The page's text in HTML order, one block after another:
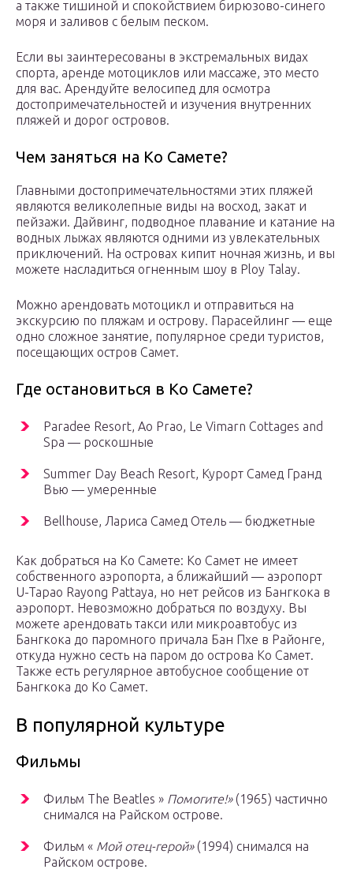
а также тишиной и спокойствием бирюзово-синего
моря и заливов с белым песком.
Если вы заинтересованы в экстремальных видах
спорта, аренде мотоциклов или массаже, это место
для вас. Арендуйте велосипед для осмотра
достопримечательностей и изучения внутренних
пляжей и дорог островов.
Чем заняться на Ко Самете?
Главными достопримечательностями этих пляжей
являются великолепные виды на восход, закат и
пейзажи. Дайвинг, подводное плавание и катание на
водных лыжах являются одними из увлекательных
приключений. На островах кипит ночная жизнь, и вы
можете насладиться огненным шоу в Ploy Talay.
Можно арендовать мотоцикл и отправиться на
экскурсию по пляжам и острову. Парасейлинг — еще
одно сложное занятие, популярное среди туристов,
посещающих остров Самет.
Где остановиться в Ко Самете?
Paradee Resort, Ao Prao, Le Vimarn Cottages and
Spa — роскошные
Summer Day Beach Resort, Курорт Самед Гранд
Вью — умеренные
Bellhouse, Лариса Самед Отель — бюджетные
Как добраться на Ко Самете: Ко Самет не имеет
собственного аэропорта, а ближайший — аэропорт
U-Tapao Rayong Pattaya, но нет рейсов из Бангкока в
аэропорт. Невозможно добраться по воздуху. Вы
можете арендовать такси или микроавтобус из
Бангкока до паромного причала Бан Пхе в Районге,
откуда нужно сесть на паром до острова Ко Самет.
Также есть регулярное автобусное сообщение от
Бангкока до Ко Самет.
В популярной культуре
Фильмы
Фильм The Beatles » Помогите!» (1965) частично
снимался на Райском острове.
Фильм « Мой отец-герой»(1994) снимался на
Райском острове.